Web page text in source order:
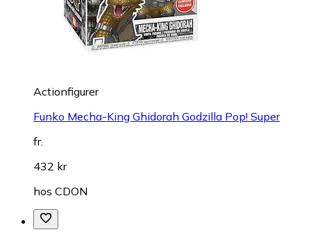
Actionfigurer
Funko Mecha-King Ghidorah Godzilla Pop! Super
fr.
432 kr
hos CDON